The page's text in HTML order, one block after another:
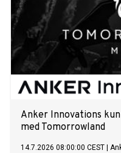
Anker Innovations
med Tomorrowland
14.7.2026 08:00:00 CEST